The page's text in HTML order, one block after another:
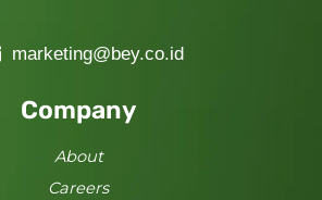
marketing@bey.co.id
Company
About
Careers